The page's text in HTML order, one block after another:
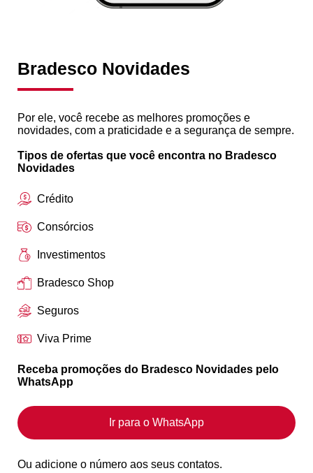
Bradesco Novidades
Por ele, você recebe as melhores promoções e
novidades, com a praticidade e a segurança de sempre.
Tipos de ofertas que você encontra no Bradesco
Novidades
Crédito
Consórcios
Investimentos
Bradesco Shop
Seguros
Viva Prime
Receba promoções do Bradesco Novidades pelo
WhatsApp
Ir para o WhatsApp
Ou adicione o número aos seus contatos.